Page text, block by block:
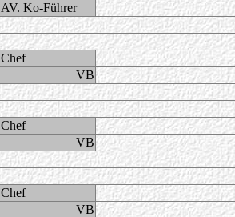
AV. Ko-Führer
Chef
VB
Chef
VB
Chef
VB